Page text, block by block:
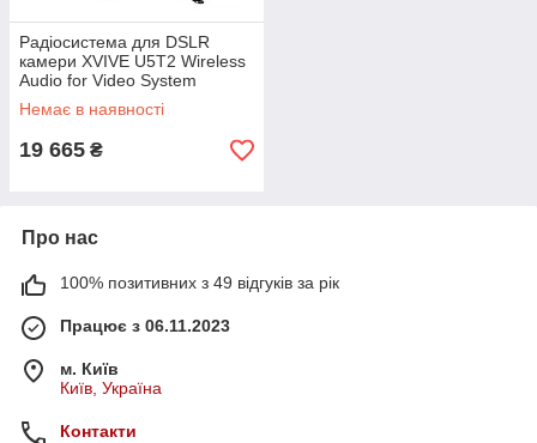
Радіосистема для DSLR
камери XVIVE U5T2 Wireless
Audio for Video System
Немає в наявності
19 665 ₴
Про нас
100% позитивних з 49 відгуків за рік
Працює з 06.11.2023
м. Київ
Київ, Україна
Контакти